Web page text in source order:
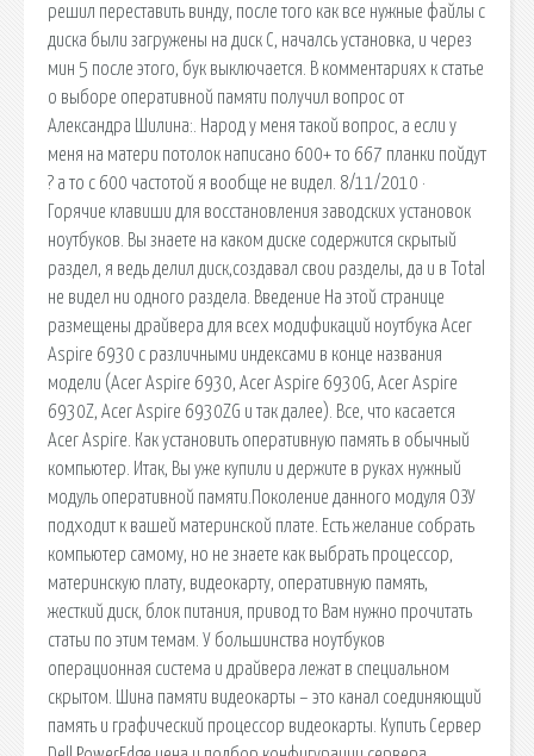
решил переставить винду, после того как все нужные файлы с
диска были загружены на диск С, началсь установка, и через
мин 5 после этого, бук выключается. В комментариях к статье
о выборе оперативной памяти получил вопрос от
Александра Шилина:. Народ у меня такой вопрос, а если у
меня на матери потолок написано 600+ то 667 планки пойдут
? а то с 600 частотой я вообще не видел. 8/11/2010 ·
Горячие клавиши для восстановления заводских установок
ноутбуков. Вы знаете на каком диске содержится скрытый
раздел, я ведь делил диск,создавал свои разделы, да и в Total
не видел ни одного раздела. Введение На этой странице
размещены драйвера для всех модификаций ноутбука Acer
Aspire 6930 с различными индексами в конце названия
модели (Acer Aspire 6930, Acer Aspire 6930G, Acer Aspire
6930Z, Acer Aspire 6930ZG и так далее). Все, что касается
Acer Aspire. Как установить оперативную память в обычный
компьютер. Итак, Вы уже купили и держите в руках нужный
модуль оперативной памяти.Поколение данного модуля ОЗУ
подходит к вашей материнской плате. Есть желание собрать
компьютер самому, но не знаете как выбрать процессор,
материнскую плату, видеокарту, оперативную память,
жесткий диск, блок питания, привод то Вам нужно прочитать
статьи по этим темам. У большинства ноутбуков
операционная система и драйвера лежат в специальном
скрытом. Шина памяти видеокарты – это канал соединяющий
память и графический процессор видеокарты. Купить Сервер